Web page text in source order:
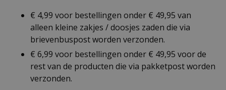
€ 4,99 voor bestellingen onder € 49,95 van
alleen kleine zakjes / doosjes zaden die via
brievenbuspost worden verzonden.
€ 6,99 voor bestellingen onder € 49,95 voor de
rest van de producten die via pakketpost worden
verzonden.